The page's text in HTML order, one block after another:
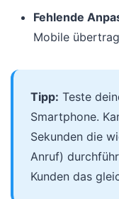
Fehlende
Mobile
Tipp: Teste
Smartphone.
Sekunden die
Anruf)
Kunden das